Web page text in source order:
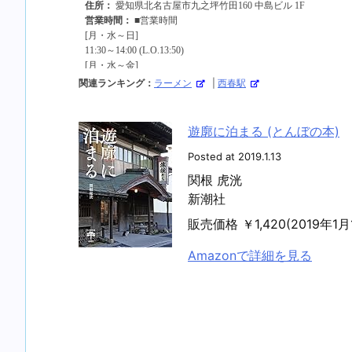
関連ランキング： ラーメン 西春駅
遊廓に泊まる (とんぼの本)
Posted at 2019.1.13
関根 虎洸
新潮社
販売価格 ￥1,420(2019年1
Amazonで詳細を見る